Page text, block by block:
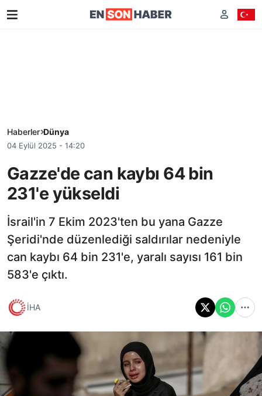
Haberler Dünya
04 Eylül 2025 - 14:20
Gazze'de can kaybı 64 bin
231'e yükseldi
İsrail'in 7 Ekim 2023'ten bu yana Gazze
Şeridi'nde düzenlediği saldırılar nedeniyle
can kaybı 64 bin 231'e, yaralı sayısı 161 bin
583'e çıktı.
İHA